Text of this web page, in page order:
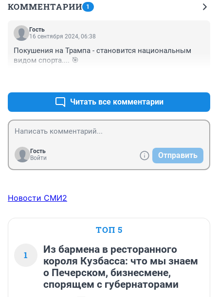
КОММЕНТАРИИ 1
Гость
16 сентября 2024, 06:38
Покушения на Трампа - становится национальным
видом спорта.... 🎯
Читать все комментарии
Гость
Войти
Отправить
Новости СМИ2
ТОП 5
1
Из бармена в ресторанного
короля Кузбасса: что мы знаем
о Печерском, бизнесмене,
спорящем с губернаторами